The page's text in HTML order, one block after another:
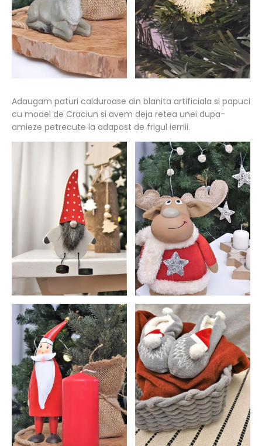
Adaugam paturi calduroase din blanita artificiala si papuci
cu model de Craciun si avem deja retea unei dupa-
amieze petrecute la adapost de frigul iernii.